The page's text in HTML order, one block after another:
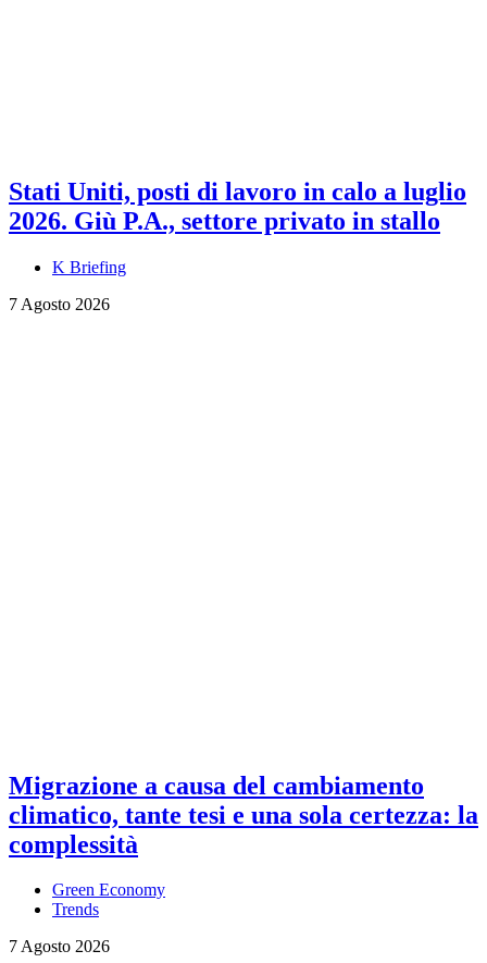
Stati Uniti, posti di lavoro in calo a luglio
2026. Giù P.A., settore privato in stallo
K Briefing
7 Agosto 2026
Migrazione a causa del cambiamento
climatico, tante tesi e una sola certezza: la
complessità
Green Economy
Trends
7 Agosto 2026